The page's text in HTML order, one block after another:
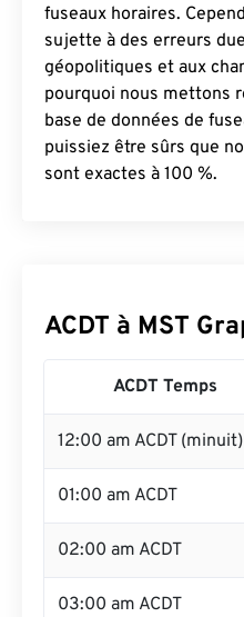
fuseaux horaires.
sujette à des erreurs
géopolitiques et aux
pourquoi nous mettons
base de données de
puissiez être sûrs que
sont exactes à 100 %.
ACDT à MST
ACDT Temps
12:00 am ACDT (minuit)
01:00 am ACDT
02:00 am ACDT
03:00 am ACDT